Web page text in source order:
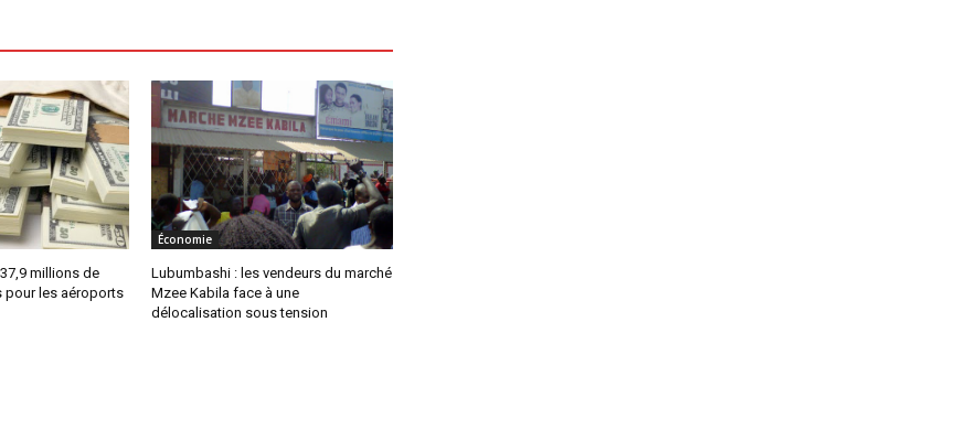
millions de
les aéroports
Économie
Lubumbashi : les vendeurs du marché
Mzee Kabila face à une
délocalisation sous tension